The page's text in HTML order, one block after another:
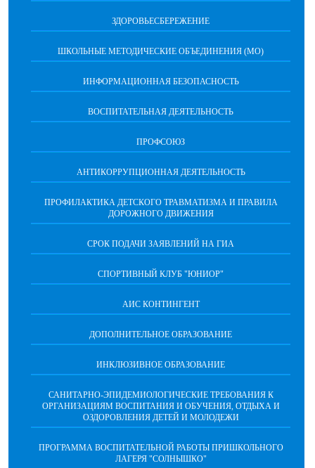
ЗДОРОВЬЕСБЕРЕЖЕНИЕ
ШКОЛЬНЫЕ МЕТОДИЧЕСКИЕ ОБЪЕДИНЕНИЯ (МО)
ИНФОРМАЦИОННАЯ БЕЗОПАСНОСТЬ
ВОСПИТАТЕЛЬНАЯ ДЕЯТЕЛЬНОСТЬ
ПРОФСОЮЗ
АНТИКОРРУПЦИОННАЯ ДЕЯТЕЛЬНОСТЬ
ПРОФИЛАКТИКА ДЕТСКОГО ТРАВМАТИЗМА И ПРАВИЛА
ДОРОЖНОГО ДВИЖЕНИЯ
СРОК ПОДАЧИ ЗАЯВЛЕНИЙ НА ГИА
СПОРТИВНЫЙ КЛУБ "ЮНИОР"
АИС КОНТИНГЕНТ
ДОПОЛНИТЕЛЬНОЕ ОБРАЗОВАНИЕ
ИНКЛЮЗИВНОЕ ОБРАЗОВАНИЕ
САНИТАРНО-ЭПИДЕМИОЛОГИЧЕСКИЕ ТРЕБОВАНИЯ К
ОРГАНИЗАЦИЯМ ВОСПИТАНИЯ И ОБУЧЕНИЯ, ОТДЫХА И
ОЗДОРОВЛЕНИЯ ДЕТЕЙ И МОЛОДЕЖИ
ПРОГРАММА ВОСПИТАТЕЛЬНОЙ РАБОТЫ ПРИШКОЛЬНОГО
ЛАГЕРЯ "СОЛНЫШКО"